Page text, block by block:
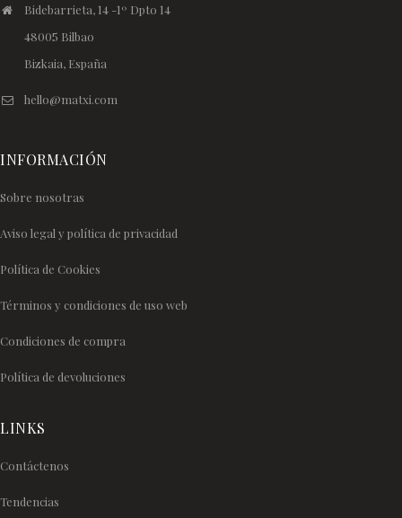
Bidebarrieta, 14 -1º Dpto 14
48005 Bilbao
Bizkaia, España
hello@matxi.com
INFORMACIÓN
Sobre nosotras
Aviso legal y política de privacidad
Política de Cookies
Términos y condiciones de uso web
Condiciones de compra
Política de devoluciones
LINKS
Contáctenos
Tendencias